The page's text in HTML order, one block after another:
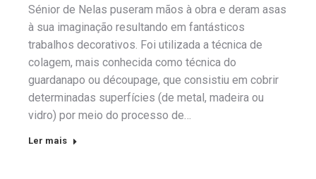
Sénior de Nelas puseram mãos à obra e deram asas
à sua imaginação resultando em fantásticos
trabalhos decorativos. Foi utilizada a técnica de
colagem, mais conhecida como técnica do
guardanapo ou découpage, que consistiu em cobrir
determinadas superfícies (de metal, madeira ou
vidro) por meio do processo de…
Ler mais